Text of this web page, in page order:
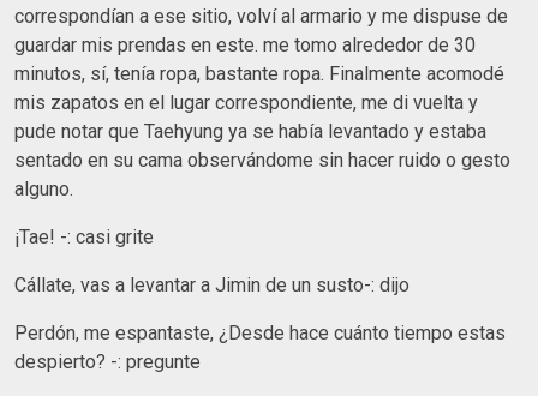
correspondían a ese sitio, volví al armario y me dispuse de
guardar mis prendas en este. me tomo alrededor de 30
minutos, sí, tenía ropa, bastante ropa. Finalmente acomodé
mis zapatos en el lugar correspondiente, me di vuelta y
pude notar que Taehyung ya se había levantado y estaba
sentado en su cama observándome sin hacer ruido o gesto
alguno.
¡Tae! -: casi grite
Cállate, vas a levantar a Jimin de un susto-: dijo
Perdón, me espantaste, ¿Desde hace cuánto tiempo estas
despierto? -: pregunte